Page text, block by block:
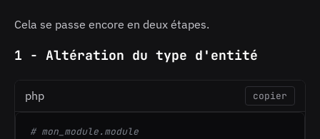
Cela se passe encore en deux étapes.
1 - Altération du type d'entité
php copier
# mon_module.module